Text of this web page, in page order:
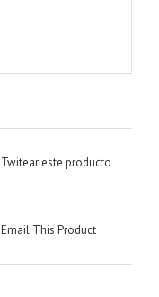
Twitear este producto
Email This Product